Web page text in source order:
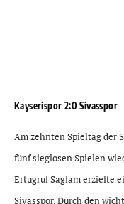
Kayserispor 2:0 Sivasspor
Am zehnten Spieltag der
fünf sieglosen Spielen
Ertugrul Saglam erzielte
Sivasspor. Durch den